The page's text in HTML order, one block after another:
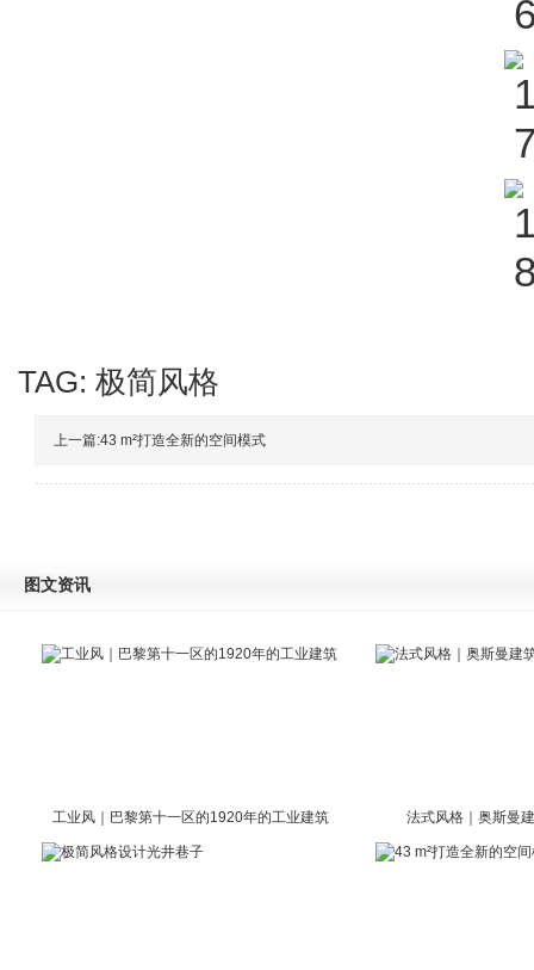
TAG: 极简风格
上一篇:43 m²打造全新的空间模式
图文资讯
工业风｜巴黎第十一区的1920年的工业建筑 法式风格｜奥斯曼